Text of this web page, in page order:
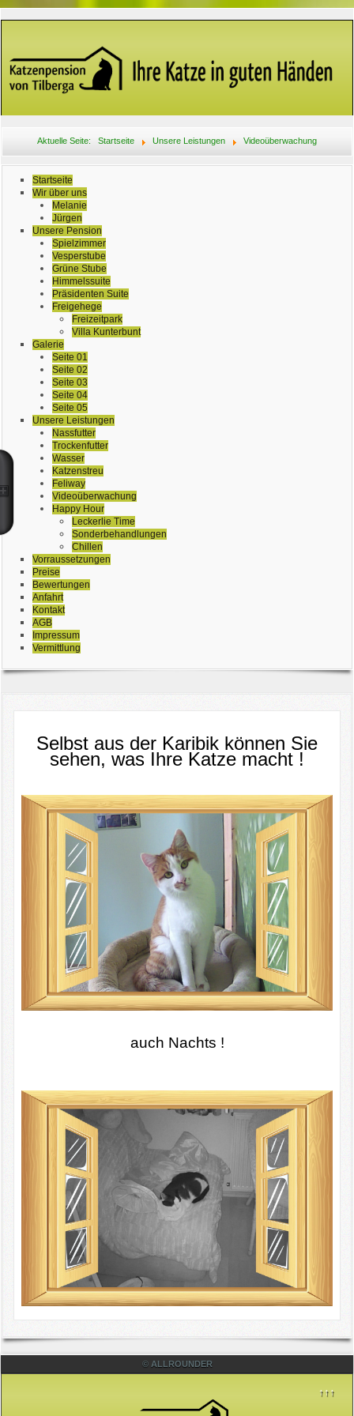
Aktuelle Seite: Startseite Unsere Leistungen Videoüberwachung
Startseite
Wir über uns
Melanie
Jürgen
Unsere Pension
Spielzimmer
Vesperstube
Grüne Stube
Himmelssuite
Präsidenten Suite
Freigehege
Freizeitpark
Villa Kunterbunt
Galerie
Seite 01
Seite 02
Seite 03
Seite 04
Seite 05
Unsere Leistungen
Nassfutter
Trockenfutter
Wasser
Katzenstreu
Feliway
Videoüberwachung
Happy Hour
Leckerlie Time
Sonderbehandlungen
Chillen
Vorraussetzungen
Preise
Bewertungen
Anfahrt
Kontakt
AGB
Impressum
Vermittlung
Selbst aus der Karibik können Sie
sehen, was Ihre Katze macht !
auch Nachts !
© ALLROUNDER
↑↑↑